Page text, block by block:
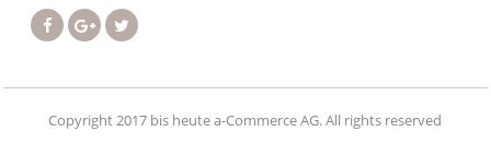
Copyright 2017 bis heute a-Commerce AG. All rights reserved